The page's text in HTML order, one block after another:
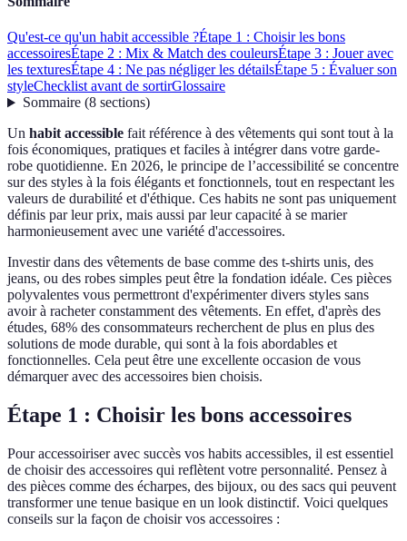
Qu'est-ce qu'un habit accessible ?Étape 1 : Choisir les bons
accessoiresÉtape 2 : Mix & Match des couleursÉtape 3 : Jouer avec
les texturesÉtape 4 : Ne pas négliger les détailsÉtape 5 : Évaluer son
styleChecklist avant de sortirGlossaire
Sommaire(8 sections)
Un habit accessible fait référence à des vêtements qui sont tout à la
fois économiques, pratiques et faciles à intégrer dans votre garde-
robe quotidienne. En 2026, le principe de l’accessibilité se concentre
sur des styles à la fois élégants et fonctionnels, tout en respectant les
valeurs de durabilité et d'éthique. Ces habits ne sont pas uniquement
définis par leur prix, mais aussi par leur capacité à se marier
harmonieusement avec une variété d'accessoires.
Investir dans des vêtements de base comme des t-shirts unis, des
jeans, ou des robes simples peut être la fondation idéale. Ces pièces
polyvalentes vous permettront d'expérimenter divers styles sans
avoir à racheter constamment des vêtements. En effet, d'après des
études, 68% des consommateurs recherchent de plus en plus des
solutions de mode durable, qui sont à la fois abordables et
fonctionnelles. Cela peut être une excellente occasion de vous
démarquer avec des accessoires bien choisis.
Étape 1 : Choisir les bons accessoires
Pour accessoiriser avec succès vos habits accessibles, il est essentiel
de choisir des accessoires qui reflètent votre personnalité. Pensez à
des pièces comme des écharpes, des bijoux, ou des sacs qui peuvent
transformer une tenue basique en un look distinctif. Voici quelques
conseils sur la façon de choisir vos accessoires :